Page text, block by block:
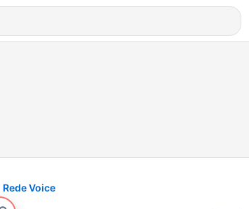
Rede Voice